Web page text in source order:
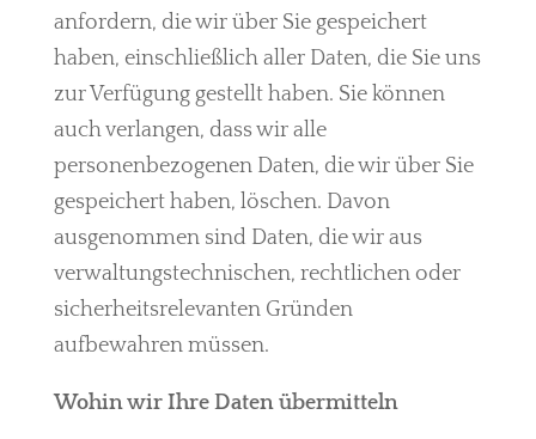
anfordern, die wir über Sie gespeichert
haben, einschließlich aller Daten, die Sie uns
zur Verfügung gestellt haben. Sie können
auch verlangen, dass wir alle
personenbezogenen Daten, die wir über Sie
gespeichert haben, löschen. Davon
ausgenommen sind Daten, die wir aus
verwaltungstechnischen, rechtlichen oder
sicherheitsrelevanten Gründen
aufbewahren müssen.
Wohin wir Ihre Daten übermitteln